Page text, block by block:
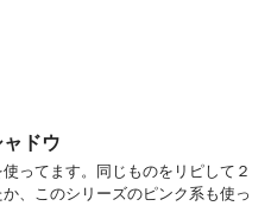
ドウ
ってます。同じものをリピして２
、このシリーズのピンク系も使っ